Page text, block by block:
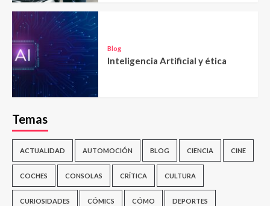
Blog
Inteligencia Artificial y ética
Temas
ACTUALIDAD AUTOMOCIÓN BLOG CIENCIA CINE
COCHES CONSOLAS CRÍTICA CULTURA
CURIOSIDADES CÓMICS CÓMO DEPORTES